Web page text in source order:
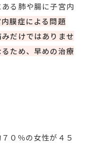
る肺や腸に子宮内
膜症による問題
だけではありませ
ため、早めの治療
０％の女性が４５